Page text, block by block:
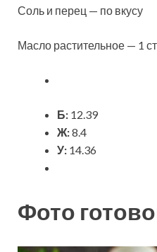
Соль и перец — по вкусу
Масло растительное — 1
Б: 12.39
Ж:8.4
У: 14.36
Фото